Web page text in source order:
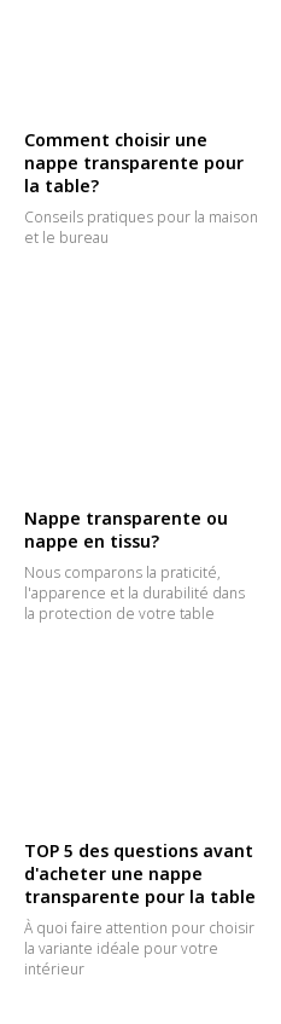
Comment choisir une
nappe transparente pour
la table?
Conseils pratiques pour la maison
et le bureau
Nappe transparente ou
nappe en tissu?
Nous comparons la praticité,
l'apparence et la durabilité dans
la protection de votre table
TOP 5 des questions avant
d'acheter une nappe
transparente pour la table
À quoi faire attention pour choisir
la variante idéale pour votre
intérieur